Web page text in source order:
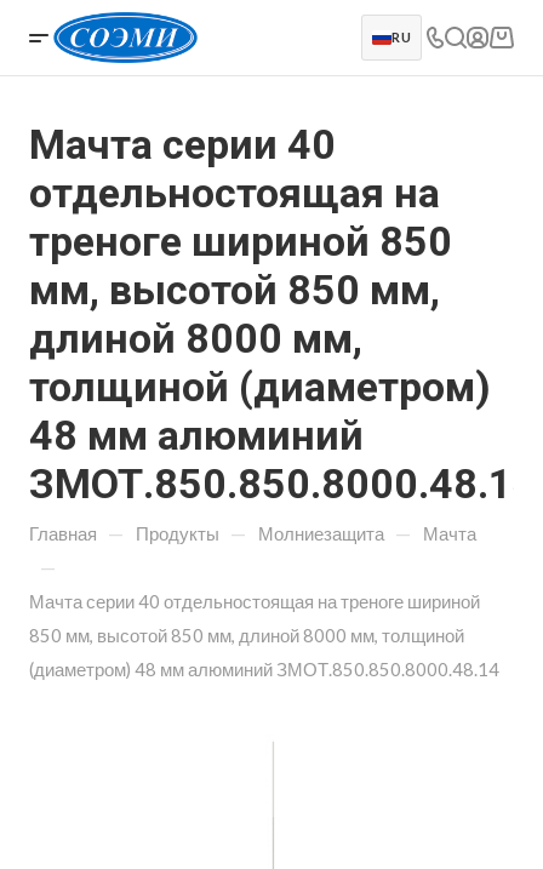
RU
Мачта серии 40
отдельностоящая на
треноге шириной 850
мм, высотой 850 мм,
длиной 8000 мм,
толщиной (диаметром)
48 мм алюминий
ЗМОТ.850.850.8000.48.14
Главная — Продукты — Молниезащита — Мачта
—
Мачта серии 40 отдельностоящая на треноге шириной
850 мм, высотой 850 мм, длиной 8000 мм, толщиной
(диаметром) 48 мм алюминий ЗМОТ.850.850.8000.48.14